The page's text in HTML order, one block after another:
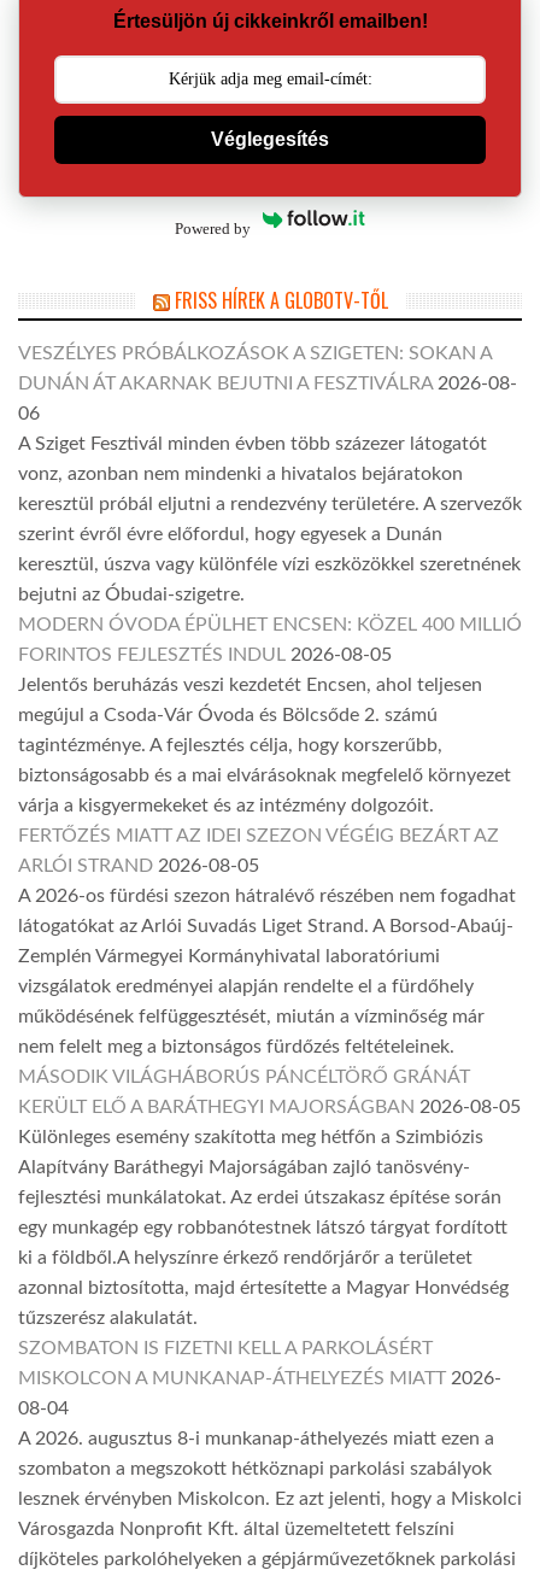
Értesüljön új cikkeinkről emailben!
Véglegesítés
Powered by
FRISS HÍREK A GLOBOTV-TŐL
VESZÉLYES PRÓBÁLKOZÁSOK A SZIGETEN: SOKAN A
DUNÁN ÁT AKARNAK BEJUTNI A FESZTIVÁLRA 2026-08-
06
A Sziget Fesztivál minden évben több százezer látogatót
vonz, azonban nem mindenki a hivatalos bejáratokon
keresztül próbál eljutni a rendezvény területére. A szervezők
szerint évről évre előfordul, hogy egyesek a Dunán
keresztül, úszva vagy különféle vízi eszközökkel szeretnének
bejutni az Óbudai-szigetre.
MODERN ÓVODA ÉPÜLHET ENCSEN: KÖZEL 400 MILLIÓ
FORINTOS FEJLESZTÉS INDUL 2026-08-05
Jelentős beruházás veszi kezdetét Encsen, ahol teljesen
megújul a Csoda-Vár Óvoda és Bölcsőde 2. számú
tagintézménye. A fejlesztés célja, hogy korszerűbb,
biztonságosabb és a mai elvárásoknak megfelelő környezet
várja a kisgyermekeket és az intézmény dolgozóit.
FERTŐZÉS MIATT AZ IDEI SZEZON VÉGÉIG BEZÁRT AZ
ARLÓI STRAND 2026-08-05
A 2026-os fürdési szezon hátralévő részében nem fogadhat
látogatókat az Arlói Suvadás Liget Strand. A Borsod-Abaúj-
Zemplén Vármegyei Kormányhivatal laboratóriumi
vizsgálatok eredményei alapján rendelte el a fürdőhely
működésének felfüggesztését, miután a vízminőség már
nem felelt meg a biztonságos fürdőzés feltételeinek.
MÁSODIK VILÁGHÁBORÚS PÁNCÉLTÖRŐ GRÁNÁT
KERÜLT ELŐ A BARÁTHEGYI MAJORSÁGBAN 2026-08-05
Különleges esemény szakította meg hétfőn a Szimbiózis
Alapítvány Baráthegyi Majorságában zajló tanösvény-
fejlesztési munkálatokat. Az erdei útszakasz építése során
egy munkagép egy robbanótestnek látszó tárgyat fordított
ki a földből.A helyszínre érkező rendőrjárőr a területet
azonnal biztosította, majd értesítette a Magyar Honvédség
tűzszerész alakulatát.
SZOMBATON IS FIZETNI KELL A PARKOLÁSÉRT
MISKOLCON A MUNKANAP-ÁTHELYEZÉS MIATT 2026-
08-04
A 2026. augusztus 8-i munkanap-áthelyezés miatt ezen a
szombaton a megszokott hétköznapi parkolási szabályok
lesznek érvényben Miskolcon. Ez azt jelenti, hogy a Miskolci
Városgazda Nonprofit Kft. által üzemeltetett felszíni
díjköteles parkolóhelyeken a gépjárművezetőknek parkolási